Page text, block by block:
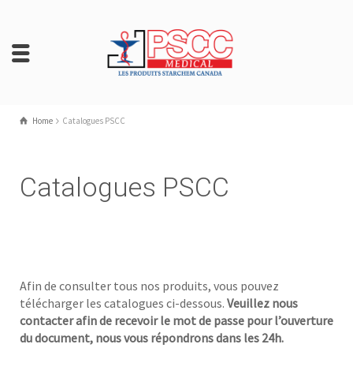
Home Catalogues PSCC
Catalogues PSCC
Afin de consulter tous nos produits, vous pouvez
télécharger les catalogues ci-dessous. Veuillez nous
contacter afin de recevoir le mot de passe pour l’ouverture
du document, nous vous répondrons dans les 24h.